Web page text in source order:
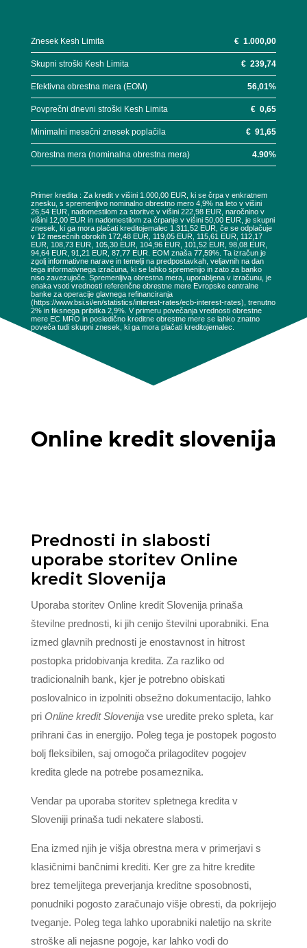
Znesek Kesh Limita €1.000,00
Skupni stroški Kesh Limita €239,74
Efektivna obrestna mera (EOM) 56,01%
Povprečni dnevni stroški Kesh Limita €0,65
Minimalni mesečni znesek poplačila €91,65
Obrestna mera (nominalna obrestna mera) 4.90%
Primer kredita : Za kredit v višini 1.000,00 EUR, ki se črpa v enkratnem
znesku, s spremenljivo nominalno obrestno mero 4,9% na leto v višini
26,54 EUR, nadomestilom za storitve v višini 222,98 EUR, naročnino v
višini 12,00 EUR in nadomestilom za črpanje v višini 50,00 EUR, je skupni
znesek, ki ga mora plačati kreditojemalec 1.311,52 EUR, če se odplačuje
v 12 mesečnih obrokih 172,48 EUR, 119,05 EUR, 115,61 EUR, 112,17
EUR, 108,73 EUR, 105,30 EUR, 104,96 EUR, 101,52 EUR, 98,08 EUR,
94,64 EUR, 91,21 EUR, 87,77 EUR. EOM znaša 77,59%. Ta izračun je
zgolj informativne narave in temelji na predpostavkah, veljavnih na dan
tega informativnega izračuna, ki se lahko spremenijo in zato za banko
niso zavezujoče. Spremenljiva obrestna mera, uporabljena v izračunu, je
enaka vsoti vrednosti referenčne obrestne mere Evropske centralne
banke za operacije glavnega refinanciranja
(https://www.bsi.si/en/statistics/interest-rates/ecb-interest-rates), trenutno
2% in fiksnega pribitka 2,9%. V primeru povečanja vrednosti obrestne
mere EC MRO in posledično kreditne obrestne mere se lahko znatno
poveča tudi skupni znesek, ki ga mora plačati kreditojemalec.
Online kredit slovenija
Prednosti in slabosti
uporabe storitev Online
kredit Slovenija
Uporaba storitev Online kredit Slovenija prinaša
številne prednosti, ki jih cenijo številni uporabniki. Ena
izmed glavnih prednosti je enostavnost in hitrost
postopka pridobivanja kredita. Za razliko od
tradicionalnih bank, kjer je potrebno obiskati
poslovalnico in izpolniti obsežno dokumentacijo, lahko
pri Online kredit Slovenijavse uredite preko spleta, kar
prihrani čas in energijo. Poleg tega je postopek pogosto
bolj fleksibilen, saj omogoča prilagoditev pogojev
kredita glede na potrebe posameznika.
Vendar pa uporaba storitev spletnega kredita v
Sloveniji prinaša tudi nekatere slabosti.
Ena izmed njih je višja obrestna mera v primerjavi s
klasičnimi bančnimi krediti. Ker gre za hitre kredite
brez temeljitega preverjanja kreditne sposobnosti,
ponudniki pogosto zaračunajo višje obresti, da pokrijejo
tveganje. Poleg tega lahko uporabniki naletijo na skrite
stroške ali nejasne pogoje, kar lahko vodi do